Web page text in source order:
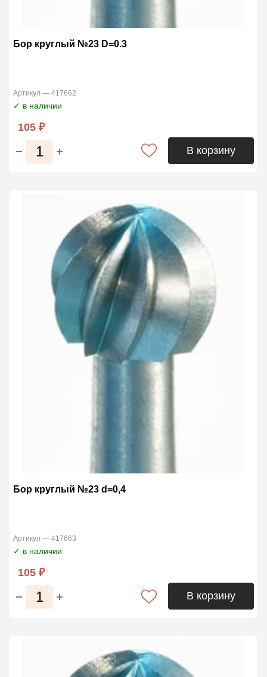
Бор круглый №23 D=0.3
Артикул — 417662
✓ в наличии
105 ₽
В корзину
Бор круглый №23 d=0,4
Артикул — 417663
✓ в наличии
105 ₽
В корзину